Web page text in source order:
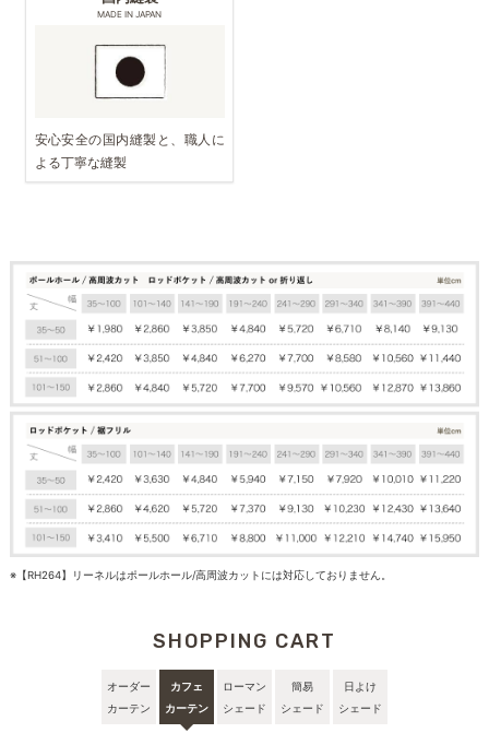
MADE IN JAPAN
安心安全の国内縫製と、職人に
よる丁寧な縫製
※【RH264】リーネルはポールホール/高周波カットには対応しておりません。
SHOPPING CART
オーダー
カーテン
カフェ
カーテン
ローマン
シェード
簡易
シェード
日よけ
シェード